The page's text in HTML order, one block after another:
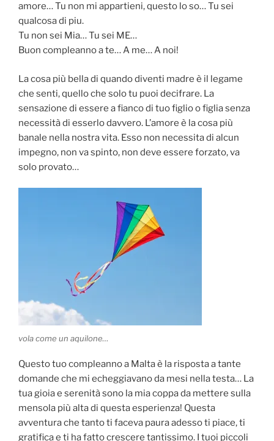
amore… Tu non mi appartieni, questo lo so… Tu sei
qualcosa di piu.
Tu non sei Mia… Tu sei ME…
Buon compleanno a te… A me… A noi!
La cosa più bella di quando diventi madre è il legame
che senti, quello che solo tu puoi decifrare. La
sensazione di essere a fianco di tuo figlio o figlia senza
necessità di esserlo davvero. L’amore è la cosa più
banale nella nostra vita. Esso non necessita di alcun
impegno, non va spinto, non deve essere forzato, va
solo provato…
vola come un aquilone…
Questo tuo compleanno a Malta è la risposta a tante
domande che mi echeggiavano da mesi nella testa… La
tua gioia e serenità sono la mia coppa da mettere sulla
mensola più alta di questa esperienza! Questa
avventura che tanto ti faceva paura adesso ti piace, ti
gratifica e ti ha fatto crescere tantissimo. I tuoi piccoli